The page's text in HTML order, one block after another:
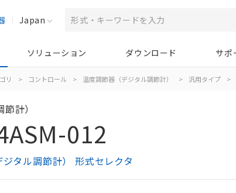
Japan
ソリューション ダウンロード サポ
リ > コントロール > 温度調節器（デジタル調節計） > 汎用タイプ >
計）
012
タル調節計） 形式セレクタ